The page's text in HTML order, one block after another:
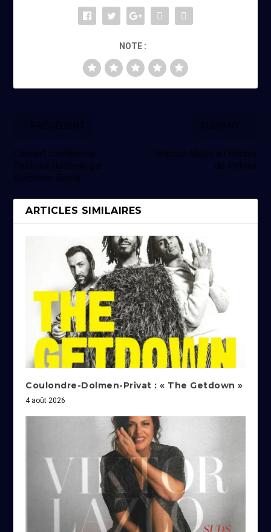
NOTE :
Concert conférence :
l’histoire du banjo par
Stéphane Borde
Marcus Miller au Rocher
de Palmer
ARTICLES SIMILAIRES
Coulondre-Dolmen-Privat : « The Getdown »
4 août 2026